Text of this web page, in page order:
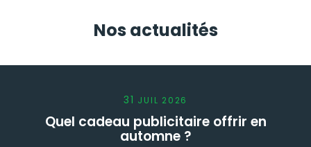
Nos actualités
31 JUIL 2026
Quel cadeau publicitaire offrir en
automne ?